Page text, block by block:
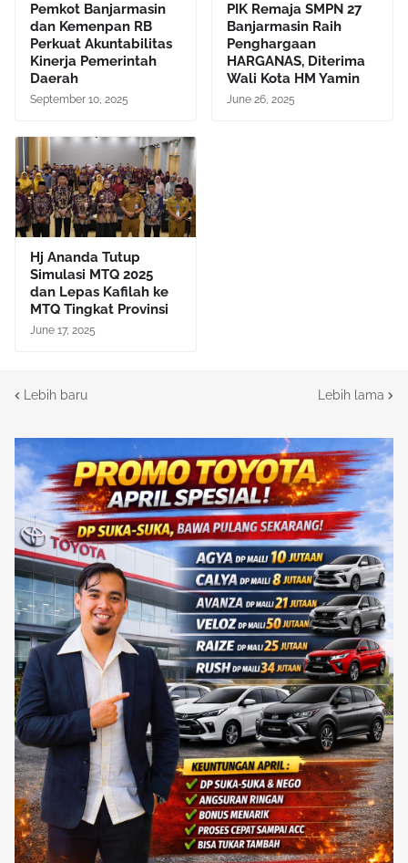
Pemkot Banjarmasin
dan Kemenpan RB
Perkuat Akuntabilitas
Kinerja Pemerintah
Daerah
September 10, 2025
PIK Remaja SMPN 27
Banjarmasin Raih
Penghargaan
HARGANAS, Diterima
Wali Kota HM Yamin
June 26, 2025
Hj Ananda Tutup
Simulasi MTQ 2025
dan Lepas Kafilah ke
MTQ Tingkat Provinsi
June 17, 2025
Lebih baru Lebih lama